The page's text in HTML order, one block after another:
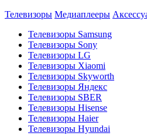
Телевизоры Медиаплееры
Телевизоры Samsung
Телевизоры Sony
Телевизоры LG
Телевизоры Xiaomi
Телевизоры Skyworth
Телевизоры Яндекс
Телевизоры SBER
Телевизоры Hisense
Телевизоры Haier
Телевизоры Hyundai